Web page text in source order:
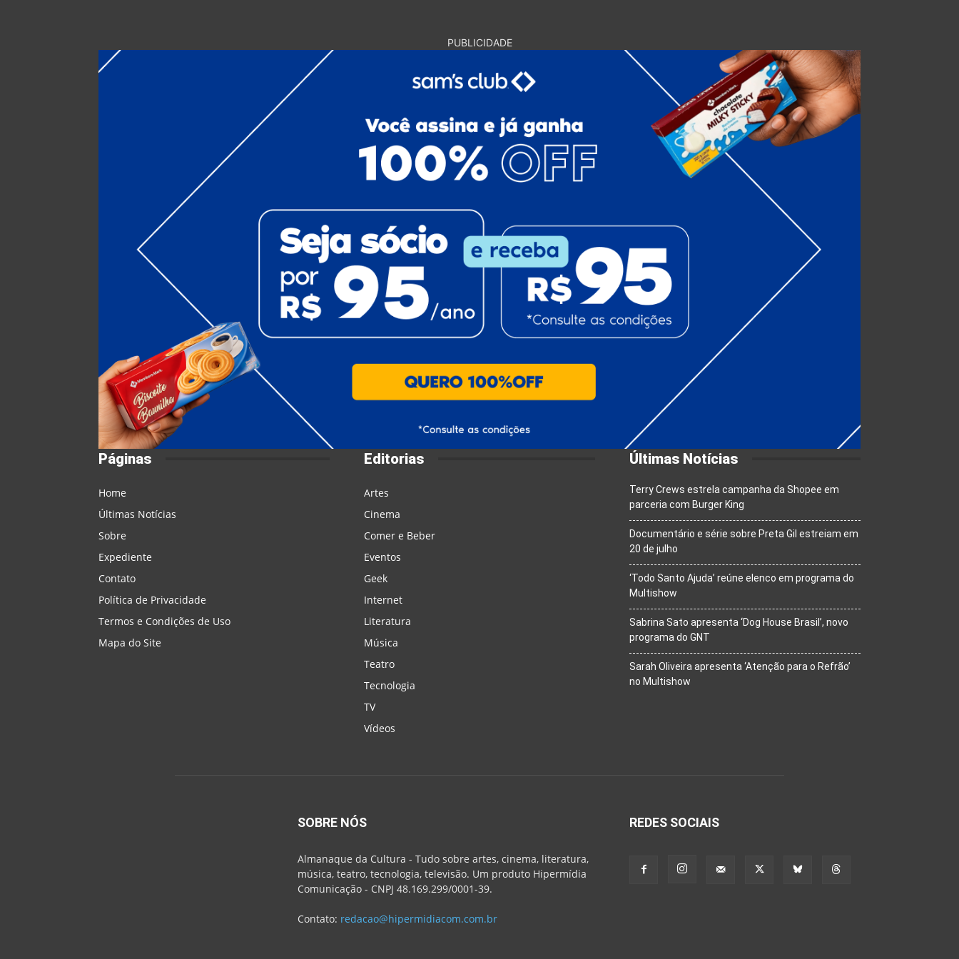
PUBLICIDADE
Páginas
Home
Últimas Notícias
Sobre
Expediente
Contato
Política de Privacidade
Termos e Condições de Uso
Mapa do Site
Editorias
Artes
Cinema
Comer e Beber
Eventos
Geek
Internet
Literatura
Música
Teatro
Tecnologia
TV
Vídeos
Últimas Notícias
Terry Crews estrela campanha da Shopee em
parceria com Burger King
Documentário e série sobre Preta Gil estreiam em
20 de julho
‘Todo Santo Ajuda’ reúne elenco em programa do
Multishow
Sabrina Sato apresenta ‘Dog House Brasil’, novo
programa do GNT
Sarah Oliveira apresenta ‘Atenção para o Refrão’
no Multishow
SOBRE NÓS
Almanaque da Cultura - Tudo sobre artes, cinema, literatura,
música, teatro, tecnologia, televisão. Um produto Hipermídia
Comunicação - CNPJ 48.169.299/0001-39.
Contato: redacao@hipermidiacom.com.br
REDES SOCIAIS